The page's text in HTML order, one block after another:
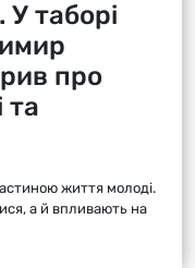
таборі
про
та
життя молоді.
а й впливають на